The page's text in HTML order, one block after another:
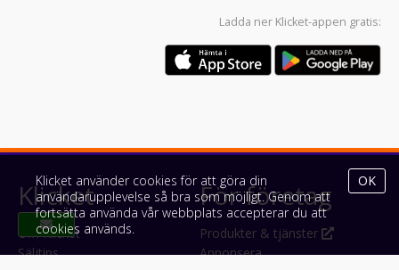
Ladda ner Klicket-appen gratis:
Klicket
Om Klicket
Säljtips
För företag
Produkter & tjänster
Annonsera
Klicket använder cookies för att göra din
användarupplevelse så bra som möjligt. Genom att
fortsätta använda vår webbplats accepterar du att
cookies används.
OK